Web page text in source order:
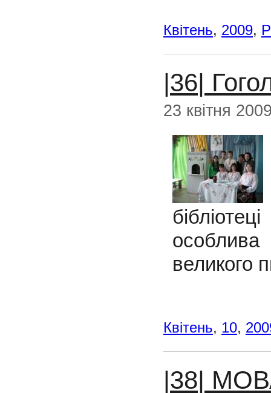
Квітень, 2009,
|36|
23 квітня
бібліотеці
великого
Квітень, 10,
|38|